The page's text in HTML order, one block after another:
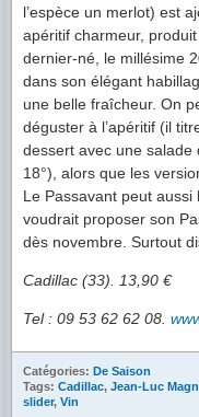
l’espèce un merlot) est
apéritif charmeur,
dernier-né, le millésime
dans son élégant
une belle fraîcheur. On
déguster à l’apéritif (il
dessert avec une
18°), alors que les
Le Passavant peut
voudrait proposer son
dès novembre. Surtout
Cadillac (33). 13,90 €
Tel : 09 53 62 62 08.
Catégories: De Saison
Tags: Cadillac, Jean-Luc
slider, Vin